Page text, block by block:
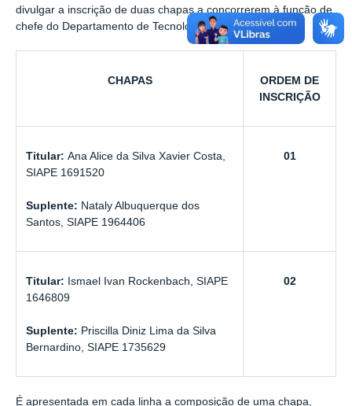
divulgar a inscrição de duas chapas a concorrerem à função de
chefe do Departamento de Tecnologia de Alimentos.
CHAPAS
ORDEM DE
INSCRIÇÃO
Titular: Ana Alice da Silva Xavier Costa,
SIAPE 1691520
Suplente: Nataly Albuquerque dos
Santos, SIAPE 1964406
01
Titular: Ismael Ivan Rockenbach, SIAPE
1646809
Suplente: Priscilla Diniz Lima da Silva
Bernardino, SIAPE 1735629
02
É apresentada em cada linha a composição de uma chapa,